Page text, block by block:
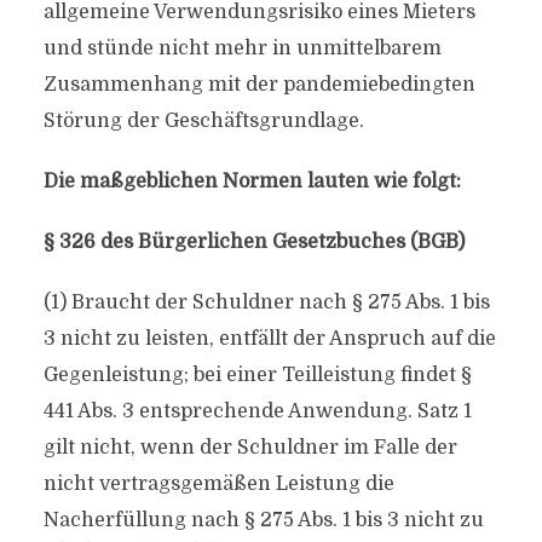
allgemeine Verwendungsrisiko eines Mieters
und stünde nicht mehr in unmittelbarem
Zusammenhang mit der pandemiebedingten
Störung der Geschäftsgrundlage.
Die maßgeblichen Normen lauten wie folgt:
§ 326 des Bürgerlichen Gesetzbuches (BGB)
(1) Braucht der Schuldner nach § 275 Abs. 1 bis
3 nicht zu leisten, entfällt der Anspruch auf die
Gegenleistung; bei einer Teilleistung findet §
441 Abs. 3 entsprechende Anwendung. Satz 1
gilt nicht, wenn der Schuldner im Falle der
nicht vertragsgemäßen Leistung die
Nacherfüllung nach § 275 Abs. 1 bis 3 nicht zu